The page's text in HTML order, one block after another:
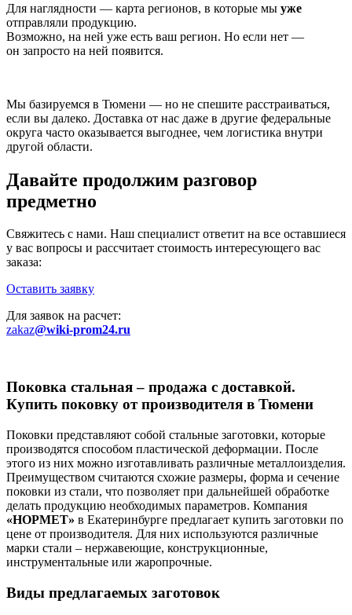
Для наглядности — карта регионов, в которые мы уже
отправляли продукцию.
Возможно, на ней уже есть ваш регион. Но если нет —
он запросто на ней появится.
Мы базируемся в Тюмени — но не спешите расстраиваться,
если вы далеко. Доставка от нас даже в другие федеральные
округа часто оказывается выгоднее, чем логистика внутри
другой области.
Давайте продолжим разговор
предметно
Свяжитесь с нами. Наш специалист ответит на все оставшиеся
у вас вопросы и рассчитает стоимость интересующего вас
заказа:
Оставить заявку
Для заявок на расчет:
zakaz@wiki-prom24.ru
Поковка стальная – продажа с доставкой.
Купить поковку от производителя в Тюмени
Поковки представляют собой стальные заготовки, которые
производятся способом пластической деформации. После
этого из них можно изготавливать различные металлоизделия.
Преимуществом считаются схожие размеры, форма и сечение
поковки из стали, что позволяет при дальнейшей обработке
делать продукцию необходимых параметров. Компания
«НОРМЕТ» в Екатеринбурге предлагает купить заготовки по
цене от производителя. Для них используются различные
марки стали – нержавеющие, конструкционные,
инструментальные или жаропрочные.
Виды предлагаемых заготовок